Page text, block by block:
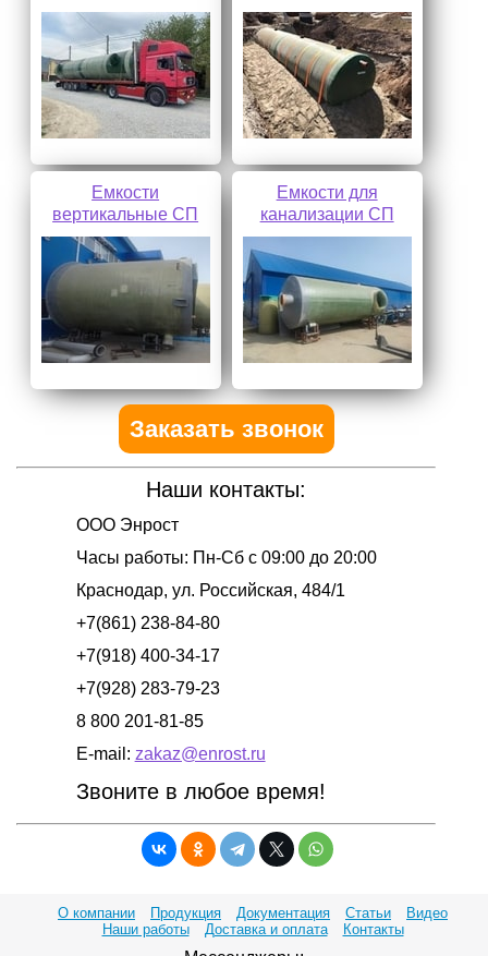
Емкости
вертикальные СП
Емкости для
канализации СП
Заказать звонок
Наши контакты:
ООО Энрост
Часы работы: Пн-Сб с 09:00 до 20:00
Краснодар, ул. Российская, 484/1
+7(861) 238-84-80
+7(918) 400-34-17
+7(928) 283-79-23
8 800 201-81-85
E-mail: zakaz@enrost.ru
Звоните в любое время!
О компании Продукция Документация Статьи
Видео
Наши работы
Доставка и оплата Контакты